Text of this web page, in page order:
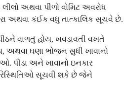
અથવા પીળો વોમિટ અવરોધ
અથવા કંઈક વધુ તાત્કાલિક સૂચવે છે.
વાળતું હોય, ખવડાવતી વખતે
અથવા ઘણા ભોજન સુધી ખાવાનો
પીડા અને ખાવાનો ઇનકાર
સૂચવી શકે છે જેને